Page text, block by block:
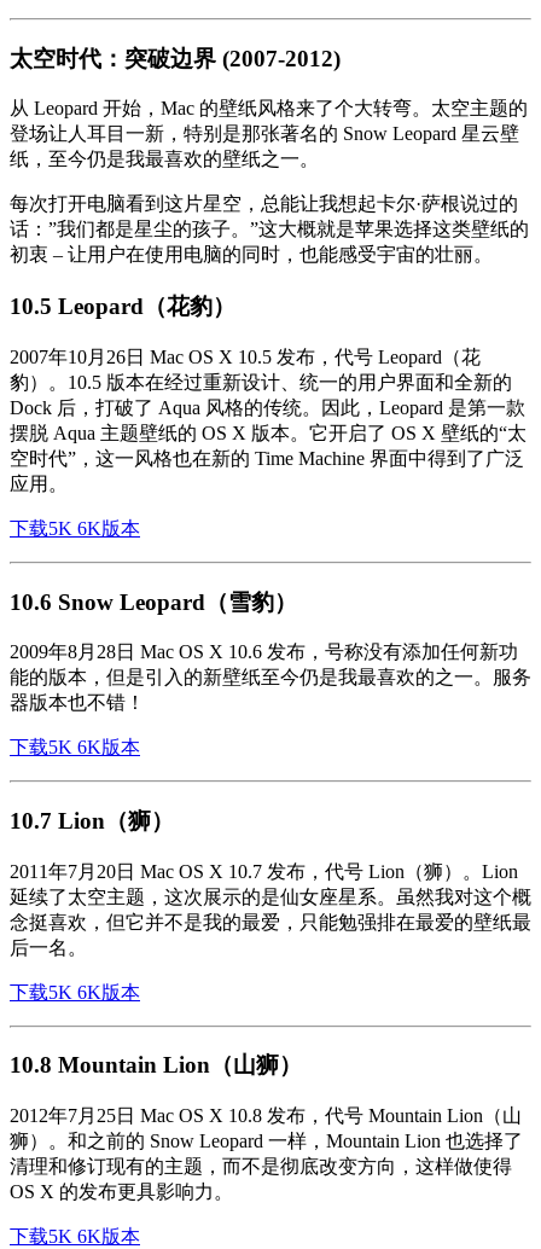
太空时代：突破边界 (2007-2012)
从 Leopard 开始，Mac 的壁纸风格来了个大转弯。太空主题的
登场让人耳目一新，特别是那张著名的 Snow Leopard 星云壁
纸，至今仍是我最喜欢的壁纸之一。
每次打开电脑看到这片星空，总能让我想起卡尔·萨根说过的
话：”我们都是星尘的孩子。”这大概就是苹果选择这类壁纸的
初衷 – 让用户在使用电脑的同时，也能感受宇宙的壮丽。
10.5 Leopard（花豹）
2007年10月26日 Mac OS X 10.5 发布，代号 Leopard（花
豹）。10.5 版本在经过重新设计、统一的用户界面和全新的
Dock 后，打破了 Aqua 风格的传统。因此，Leopard 是第一款
摆脱 Aqua 主题壁纸的 OS X 版本。它开启了 OS X 壁纸的“太
空时代”，这一风格也在新的 Time Machine 界面中得到了广泛
应用。
下载5K 6K版本
10.6 Snow Leopard（雪豹）
2009年8月28日 Mac OS X 10.6 发布，号称没有添加任何新功
能的版本，但是引入的新壁纸至今仍是我最喜欢的之一。服务
器版本也不错！
下载5K 6K版本
10.7 Lion（狮）
2011年7月20日 Mac OS X 10.7 发布，代号 Lion（狮）。Lion
延续了太空主题，这次展示的是仙女座星系。虽然我对这个概
念挺喜欢，但它并不是我的最爱，只能勉强排在最爱的壁纸最
后一名。
下载5K 6K版本
10.8 Mountain Lion（山狮）
2012年7月25日 Mac OS X 10.8 发布，代号 Mountain Lion（山
狮）。和之前的 Snow Leopard 一样，Mountain Lion 也选择了
清理和修订现有的主题，而不是彻底改变方向，这样做使得
OS X 的发布更具影响力。
下载5K 6K版本